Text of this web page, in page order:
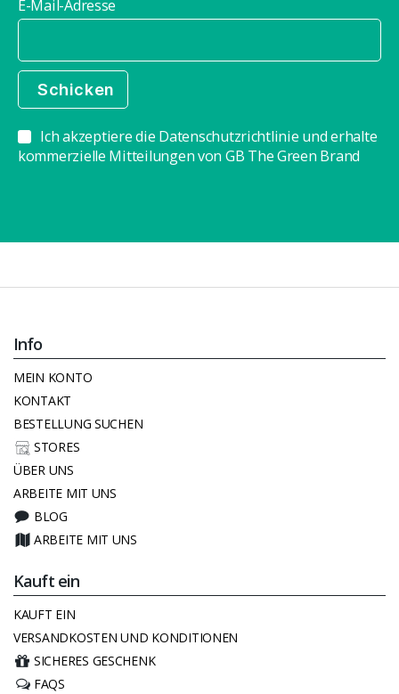
E-Mail-Adresse
Ich akzeptiere die Datenschutzrichtlinie und erhalte
kommerzielle Mitteilungen von GB The Green Brand
Info
MEIN KONTO
KONTAKT
BESTELLUNG SUCHEN
STORES
ÜBER UNS
ARBEITE MIT UNS
BLOG
ARBEITE MIT UNS
Kauft ein
KAUFT EIN
VERSANDKOSTEN UND KONDITIONEN
SICHERES GESCHENK
FAQS